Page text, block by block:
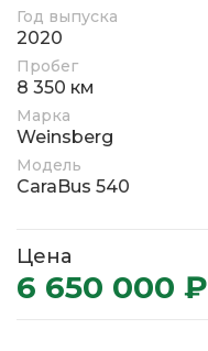
Год выпуска
2020
Пробег
8 350 км
Марка
Weinsberg
Модель
CaraBus 540
Цена
6 650 000 ₽